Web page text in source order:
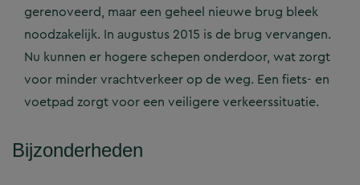
gerenoveerd, maar een geheel nieuwe brug bleek
noodzakelijk. In augustus 2015 is de brug vervangen.
Nu kunnen er hogere schepen onderdoor, wat zorgt
voor minder vrachtverkeer op de weg. Een fiets- en
voetpad zorgt voor een veiligere verkeerssituatie.
Bijzonderheden